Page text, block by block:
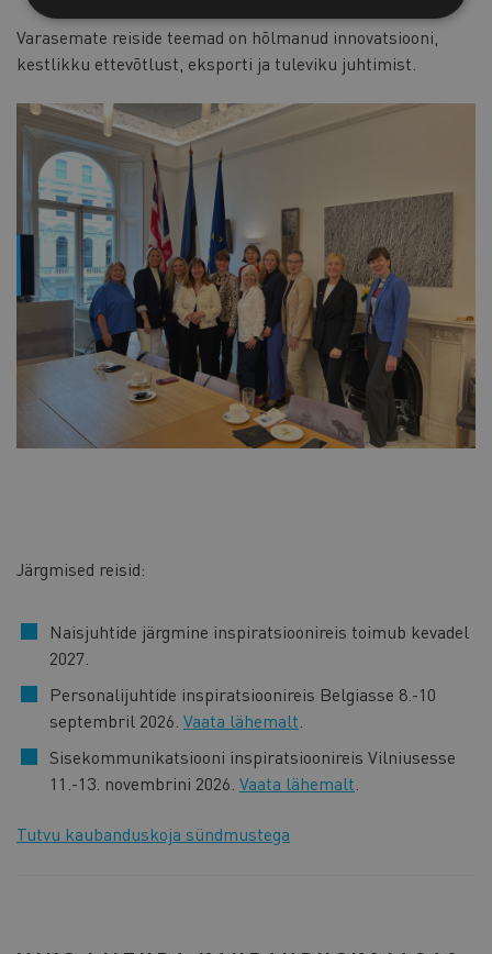
Varasemate reiside teemad on hõlmanud innovatsiooni,
kestlikku ettevõtlust, eksporti ja tuleviku juhtimist.
Järgmised reisid:
Naisjuhtide järgmine inspiratsioonireis toimub kevadel
2027.
Personalijuhtide inspiratsioonireis Belgiasse 8.-10
septembril 2026. Vaata lähemalt.
Sisekommunikatsiooni inspiratsioonireis Vilniusesse
11.-13. novembrini 2026. Vaata lähemalt.
Tutvu kaubanduskoja sündmustega